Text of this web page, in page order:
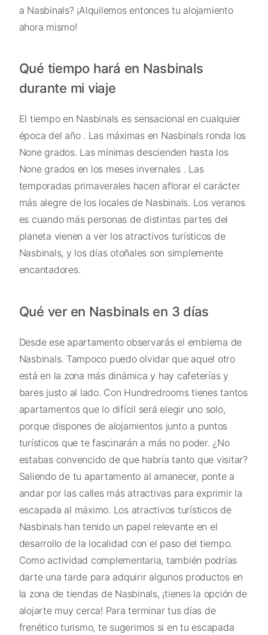
a Nasbinals? ¡Alquilemos entonces tu alojamiento
ahora mismo!
Qué tiempo hará en Nasbinals
durante mi viaje
El tiempo en Nasbinals es sensacional en cualquier
época del año . Las máximas en Nasbinals ronda los
None grados. Las mínimas descienden hasta los
None grados en los meses invernales . Las
temporadas primaverales hacen aflorar el carácter
más alegre de los locales de Nasbinals. Los veranos
es cuando más personas de distintas partes del
planeta vienen a ver los atractivos turísticos de
Nasbinals, y los días otoñales son simplemente
encantadores.
Qué ver en Nasbinals en 3 días
Desde ese apartamento observarás el emblema de
Nasbinals. Tampoco puedo olvidar que aquel otro
está en la zona más dinámica y hay cafeterías y
bares justo al lado. Con Hundredrooms tienes tantos
apartamentos que lo difícil será elegir uno solo,
porque dispones de alojamientos junto a puntos
turísticos que te fascinarán a más no poder. ¿No
estabas convencido de que habría tanto que visitar?
Saliendo de tu apartamento al amanecer, ponte a
andar por las calles más atractivas para exprimir la
escapada al máximo. Los atractivos turísticos de
Nasbinals han tenido un papel relevante en el
desarrollo de la localidad con el paso del tiempo.
Como actividad complementaria, también podrías
darte una tarde para adquirir algunos productos en
la zona de tiendas de Nasbinals, ¡tienes la opción de
alojarte muy cerca! Para terminar tus días de
frenético turismo, te sugerimos si en tu escapada